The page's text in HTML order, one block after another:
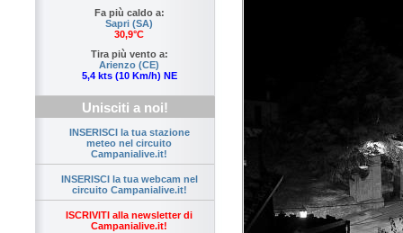
Fa più caldo a:
Sapri (SA)
30,9°C
Tira più vento a:
Arienzo (CE)
5,4 kts (10 Km/h) NE
Unisciti a noi!
INSERISCI la tua stazione
meteo nel circuito
Campanialive.it!
INSERISCI la tua webcam nel
circuito Campanialive.it!
ISCRIVITI alla newsletter di
Campanialive.it!